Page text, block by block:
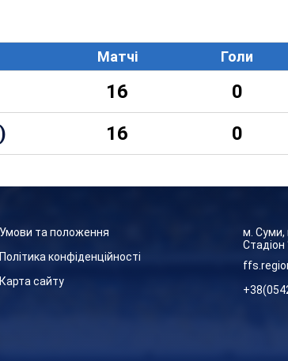
Матчі Голи
16 0
16 0
Умови та положення
Політика конфіденційності
Карта сайту
м. Суми,
Стадіон